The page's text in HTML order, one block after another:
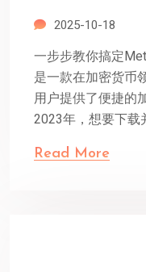
2025-10-18
一步步教你搞定
是一款在加密货币
用户提供了便捷的
2023年，想要下载
Read More